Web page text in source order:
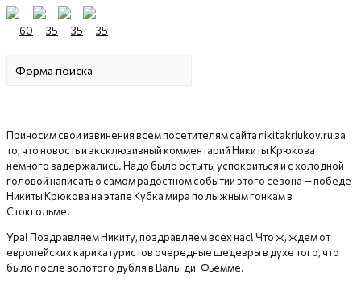
Приносим свои извинения всем посетителям сайта nikitakriukov.ru за
то, что новость и эксклюзивный комментарий Никиты Крюкова
немного задержались. Надо было остыть, успокоиться и с холодной
головой написать о самом радостном событии этого сезона — победе
Никиты Крюкова на этапе Кубка мира по лыжным гонкам в
Стокгольме.
Ура! Поздравляем Никиту, поздравляем всех нас! Что ж, ждем от
европейских карикатуристов очередные шедевры в духе того, что
было после золотого дубля в Валь-ди-Фьемме.